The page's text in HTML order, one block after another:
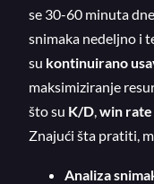
se 30-60 minuta
snimaka nedeljno i
su kontinuirano
maksimiziranje
što su K/D,win rate
Znajući šta pratiti,
Analiza